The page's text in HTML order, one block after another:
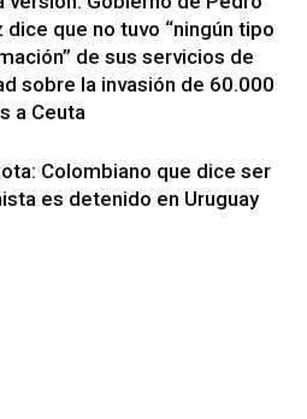
dice que no tuvo “ningún tipo
de sus servicios de
sobre la invasión de 60.000
a Ceuta
Colombiano que dice ser
es detenido en Uruguay